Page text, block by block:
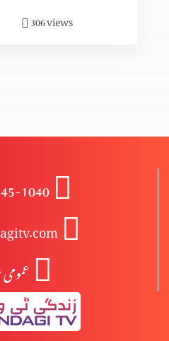
دہرت کی بنیاد اور اثرات؟
مخالفِ مسیح کے ظہور کی
مخلفِ مسیح کے ظہور کی
306views
1040